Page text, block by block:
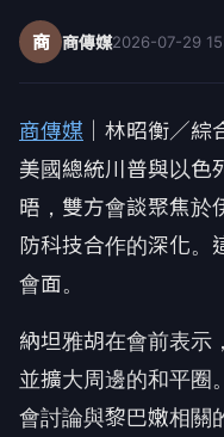
商 商傳媒2026-07-29
商傳媒 ｜林昭衡／綜
美國總統川普與以色
晤，雙方會談聚焦於
防科技合作的深化。
會面。
納坦雅胡在會前表示
並擴大周邊的和平圈
會討論與黎巴嫩相關